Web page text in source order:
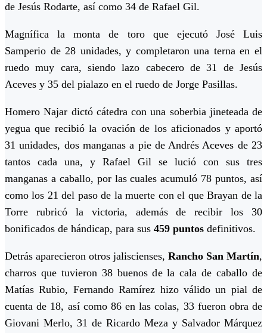
de Jesús Rodarte, así como 34 de Rafael Gil.
Magnífica la monta de toro que ejecutó José Luis
Samperio de 28 unidades, y completaron una terna en el
ruedo muy cara, siendo lazo cabecero de 31 de Jesús
Aceves y 35 del pialazo en el ruedo de Jorge Pasillas.
Homero Najar dictó cátedra con una soberbia jineteada de
yegua que recibió la ovación de los aficionados y aportó
31 unidades, dos manganas a pie de Andrés Aceves de 23
tantos cada una, y Rafael Gil se lució con sus tres
manganas a caballo, por las cuales acumuló 78 puntos, así
como los 21 del paso de la muerte con el que Brayan de la
Torre rubricó la victoria, además de recibir los 30
bonificados de hándicap, para sus 459 puntos definitivos.
Detrás aparecieron otros jaliscienses, Rancho San Martín,
charros que tuvieron 38 buenos de la cala de caballo de
Matías Rubio, Fernando Ramírez hizo válido un pial de
cuenta de 18, así como 86 en las colas, 33 fueron obra de
Giovani Merlo, 31 de Ricardo Meza y Salvador Márquez